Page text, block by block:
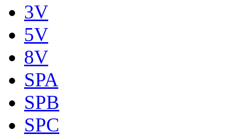
3V
5V
8V
SPA
SPB
SPC